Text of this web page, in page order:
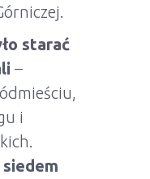
starać
–
i
siedem